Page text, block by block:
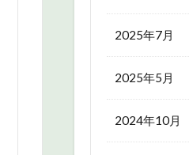
2025年7月
2025年5月
2024年10月